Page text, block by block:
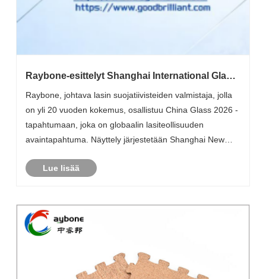
​Raybone-esittelyt Shanghai International Glass
Raybone, johtava lasin suojatiivisteiden valmistaja, jolla
on yli 20 vuoden kokemus, osallistuu China Glass 2026 -
tapahtumaan, joka on globaalin lasiteollisuuden
avaintapahtuma. Näyttely järjestetään Shanghai New
Lue lisää